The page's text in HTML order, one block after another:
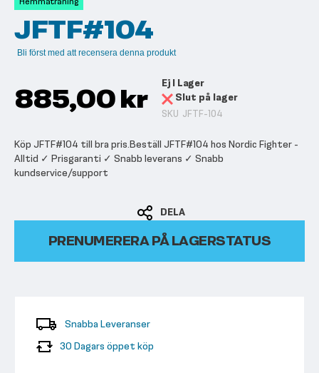
bildgalleriet
JFTF#104
Bli först med att recensera denna produkt
885,00 kr
Ej I Lager
Slut på lager
SKU JFTF-104
Köp JFTF#104 till bra pris.Beställ JFTF#104 hos Nordic Fighter -
Alltid ✓ Prisgaranti ✓ Snabb leverans ✓ Snabb
kundservice/support
DELA
PRENUMERERA PÅ LAGERSTATUS
Snabba Leveranser
30 Dagars öppet köp